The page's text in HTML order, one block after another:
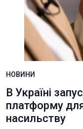
НОВИНИ
В Україні
платформу
насильству